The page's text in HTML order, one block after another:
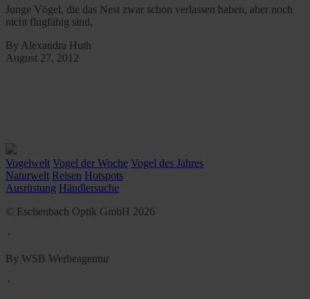
Junge Vögel, die das Nest zwar schon verlassen haben, aber noch
nicht flugfähig sind,
By Alexandra Huth
August 27, 2012
Vogelwelt Vogel der Woche Vogel des Jahres
Naturwelt Reisen Hotspots
Ausrüstung Händlersuche
© Eschenbach Optik GmbH 2026
᛫
By WSB Werbeagentur
᛫